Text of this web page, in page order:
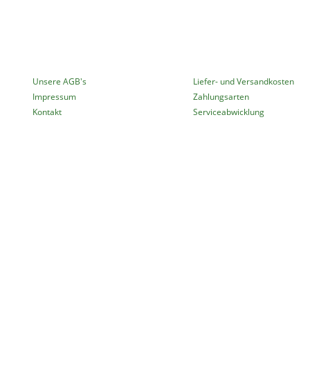
Unsere AGB's
Impressum
Kontakt
Liefer- und Versandkosten
Zahlungsarten
Serviceabwicklung